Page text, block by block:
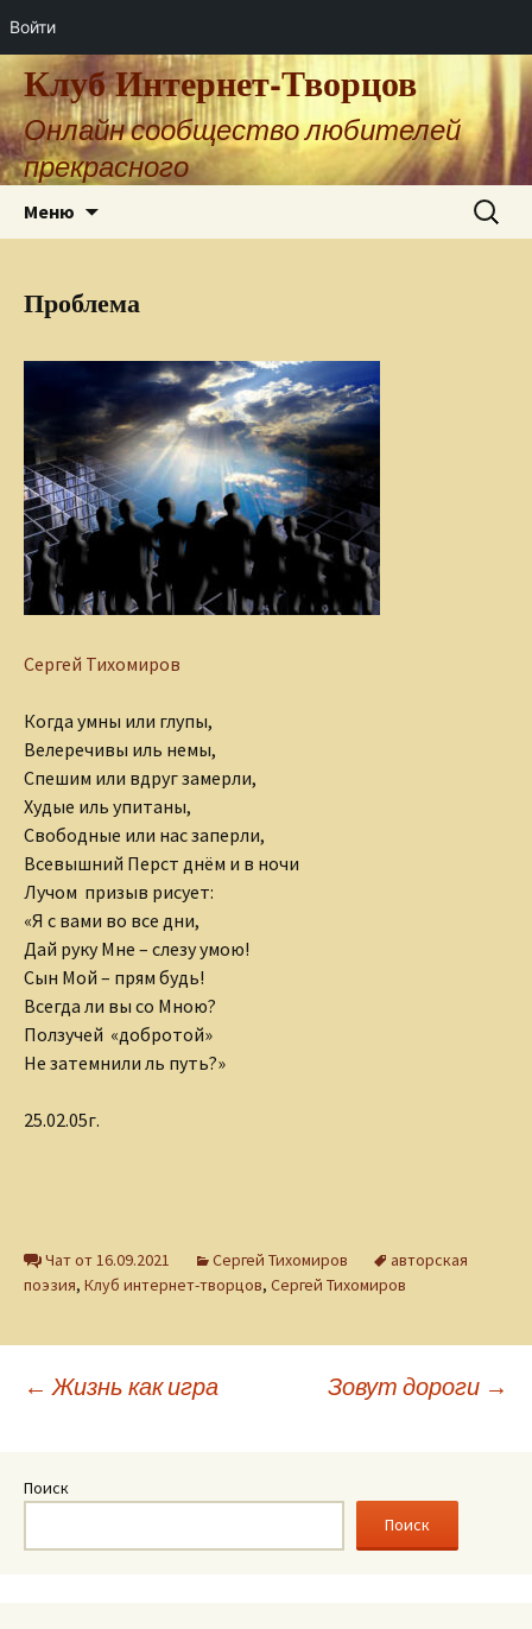
Войти
Клуб Интернет-Творцов
Онлайн сообщество любителей
прекрасного
Меню Найти:
Проблема
Сергей Тихомиров
Когда умны или глупы,
Велеречивы иль немы,
Спешим или вдруг замерли,
Худые иль упитаны,
Свободные или нас заперли,
Всевышний Перст днём и в ночи
Лучом призыв рисует:
«Я с вами во все дни,
Дай руку Мне – слезу умою!
Сын Мой – прям будь!
Всегда ли вы со Мною?
Ползучей «добротой»
Не затемнили ль путь?»
25.02.05г.
Чат от 16.09.2021 Сергей Тихомиров
авторская
поэзия, Клуб интернет-творцов, Сергей Тихомиров
Навигация
по
записям
← Жизнь как игра Зовут дороги →
Поиск
Поиск